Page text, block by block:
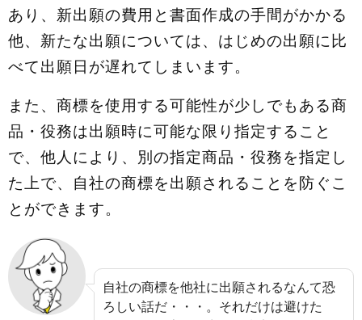
あり、新出願の費用と書面作成の手間がかかる
他、新たな出願については、はじめの出願に比
べて出願日が遅れてしまいます。
また、商標を使用する可能性が少しでもある商
品・役務は出願時に可能な限り指定すること
で、他人により、別の指定商品・役務を指定し
た上で、自社の商標を出願されることを防ぐこ
とができます。
自社の商標を他社に出願されるなんて恐
ろしい話だ・・・。それだけは避けた